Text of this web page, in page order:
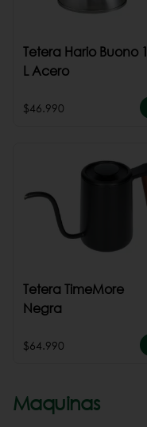
Tetera Hario Buono 1
L Acero
$46.990
Tetera TimeMore
Negra
$64.990
Maquinas